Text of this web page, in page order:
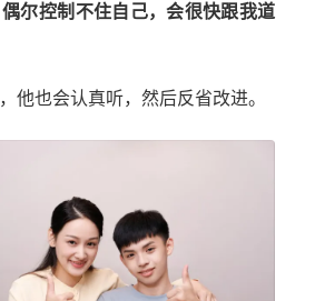
尔控制不住自己，会很快跟我道
他也会认真听，然后反省改进。